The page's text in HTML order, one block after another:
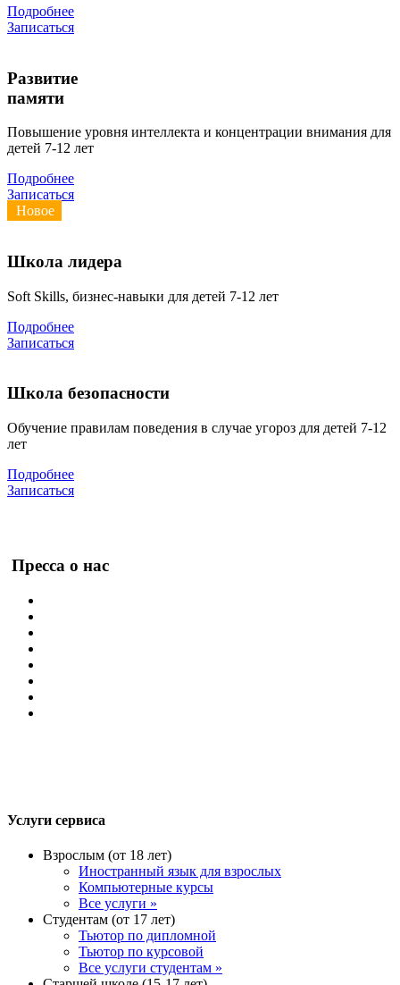
Подробнее
Записаться
Развитие
памяти
Повышение уровня интеллекта и концентрации внимания для
детей 7-12 лет
Подробнее
Записаться
Новое
Школа лидера
Soft Skills, бизнес-навыки для детей 7-12 лет
Подробнее
Записаться
Школа безопасности
Обучение правилам поведения в случае угороз для детей 7-12
лет
Подробнее
Записаться
Пресса о нас
Услуги сервиса
Взрослым (от 18 лет)
Иностранный язык для взрослых
Компьютерные курсы
Все услуги »
Студентам (от 17 лет)
Тьютор по дипломной
Тьютор по курсовой
Все услуги студентам »